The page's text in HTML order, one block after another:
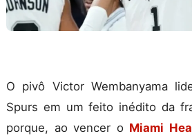
O pivô Victor Wembanyama
Spurs em um feito inédito da
porque, ao vencer o Miami